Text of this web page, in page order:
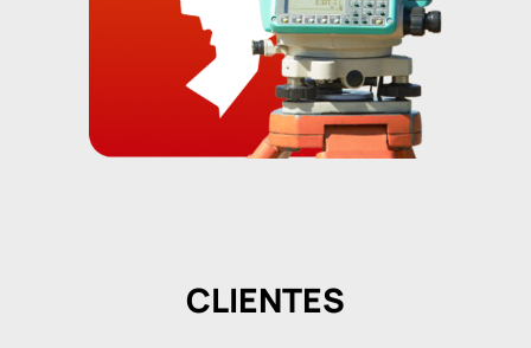
CLIENTES